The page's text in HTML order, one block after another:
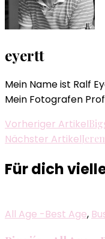
eyertt
Mein Name ist Ralf
Mein Fotografen
Vorheriger Artikel
Nächster Artikel
Für dich
All Age -Best Age,